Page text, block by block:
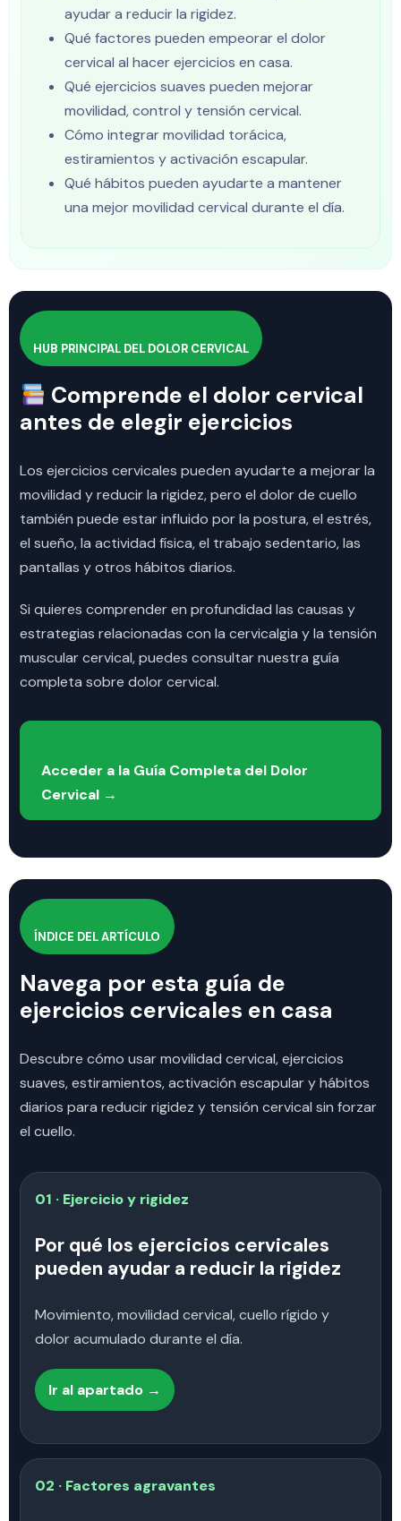
ayudar a reducir la rigidez.
Qué factores pueden empeorar el dolor
cervical al hacer ejercicios en casa.
Qué ejercicios suaves pueden mejorar
movilidad, control y tensión cervical.
Cómo integrar movilidad torácica,
estiramientos y activación escapular.
Qué hábitos pueden ayudarte a mantener
una mejor movilidad cervical durante el día.
HUB PRINCIPAL DEL DOLOR CERVICAL
Comprende el dolor cervical
antes de elegir ejercicios
Los ejercicios cervicales pueden ayudarte a mejorar la
movilidad y reducir la rigidez, pero el dolor de cuello
también puede estar influido por la postura, el estrés,
el sueño, la actividad física, el trabajo sedentario, las
pantallas y otros hábitos diarios.
Si quieres comprender en profundidad las causas y
estrategias relacionadas con la cervicalgia y la tensión
muscular cervical, puedes consultar nuestra guía
completa sobre dolor cervical.
Acceder a la Guía Completa del Dolor
Cervical →
ÍNDICE DEL ARTÍCULO
Navega por esta guía de
ejercicios cervicales en casa
Descubre cómo usar movilidad cervical, ejercicios
suaves, estiramientos, activación escapular y hábitos
diarios para reducir rigidez y tensión cervical sin forzar
el cuello.
01 · Ejercicio y rigidez
Por qué los ejercicios cervicales
pueden ayudar a reducir la rigidez
Movimiento, movilidad cervical, cuello rígido y
dolor acumulado durante el día.
Ir al apartado →
02 · Factores agravantes